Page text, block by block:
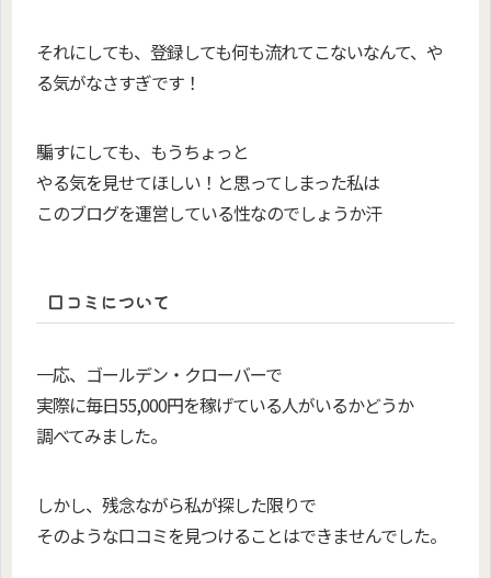
それにしても、登録しても何も流れてこないなんて、 や
る気がなさすぎです！
騙すにしても、もうちょっと
やる気を見せてほしい！と思ってしまった私は
このブログを運営している性なのでしょうか汗
口コミについて
一応、ゴールデン・クローバーで
実際に毎日55,000円を稼げている人がいるかどうか
調べてみました。
しかし、残念ながら私が探した限りで
そのような口コミを見つけることはできませんでした。